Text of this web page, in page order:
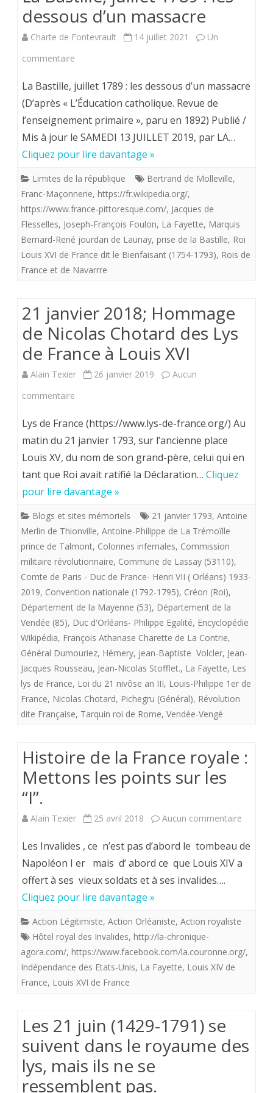
dessous d’un massacre
Charte de Fontevrault 14 juillet 2021
Un
commentaire
Bastille,
juillet
1789 :
dessous
d’un
massacre
La Bastille, juillet 1789 : les dessous d’un massacre
(D’après « L’Éducation catholique. Revue de
l’enseignement primaire », paru en 1892) Publié /
Mis à jour le SAMEDI 13 JUILLET 2019, par LA…
Cliquez pour lire davantage »
Limites de la république Bertrand de Molleville,
Franc-Maçonnerie, https://fr.wikipedia.org/,
https://www.france-pittoresque.com/, Jacques de
Flesselles, Joseph-François Foulon, La Fayette, Marquis
Bernard-René jourdan de Launay, prise de la Bastille, Roi
Louis XVI de France dit le Bienfaisant (1754-1793), Rois de
France et de Navarrre
21 janvier 2018; Hommage
de Nicolas Chotard des Lys
de France à Louis XVI
Alain Texier 26 janvier 2019
Aucun
commentaire
janvier
2018;
Hommage
Chotard
des
Lys
de
à
Louis
XVI
Lys de France (https://www.lys-de-france.org/) Au
matin du 21 janvier 1793, sur l’ancienne place
Louis XV, du nom de son grand-père, celui qui en
tant que Roi avait ratifié la Déclaration… Cliquez
pour lire davantage »
Blogs et sites mémoriels 21 janvier 1793, Antoine
Merlin de Thionville, Antoine-Philippe de La Trémoïlle
prince de Talmont, Colonnes infernales, Commission
militaire révolutionnaire, Commune de Lassay (53110),
Comte de Paris - Duc de France- Henri VII ( Orléans) 1933-
2019, Convention nationale (1792-1795), Créon (Roi),
Département de la Mayenne (53), Département de la
Vendée (85), Duc d'Orléans- Philippe Egalité, Encyclopédie
Wikipédia, François Athanase Charette de La Contrie,
Général Dumouriez, Hémery, jean-Baptiste Volcler, Jean-
Jacques Rousseau, Jean-Nicolas Stofflet., La Fayette, Les
lys de France, Loi du 21 nivôse an III, Louis-Philippe 1er de
France, Nicolas Chotard, Pichegru (Général), Révolution
dite Française, Tarquin roi de Rome, Vendée-Vengé
Histoire de la France royale :
Mettons les points sur les
“I”.
Alain Texier 25 avril 2018 Aucun commentaire
de
les
Les Invalides , ce n’est pas d’abord le tombeau de
Napoléon I er mais d’ abord ce que Louis XIV a
offert à ses vieux soldats et à ses invalides….
Cliquez pour lire davantage »
Action Légitimiste, Action Orléaniste, Action royaliste
Hôtel royal des Invalides, http://la-chronique-
agora.com/, https://www.facebook.com/la.couronne.org/,
Indépendance des Etats-Unis, La Fayette, Louis XIV de
France, Louis XVI de France
Les 21 juin (1429-1791) se
suivent dans le royaume des
lys, mais ils ne se
ressemblent pas.